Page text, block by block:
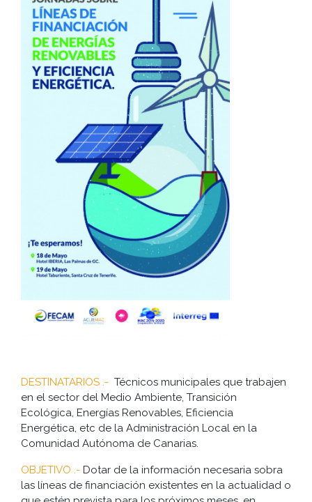
DESTINATARIOS .- Técnicos municipales que trabajen
en el sector del Medio Ambiente, Transición
Ecológica, Energías Renovables, Eficiencia
Energética, etc de la Administración Local en la
Comunidad Autónoma de Canarias.
OBJETIVO .- Dotar de la información necesaria sobra
las líneas de financiación existentes en la actualidad o